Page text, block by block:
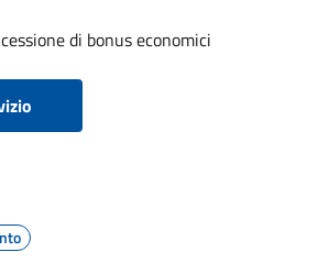
di bonus economici